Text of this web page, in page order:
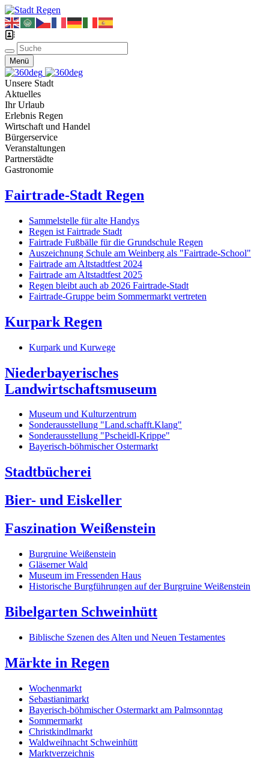
Menü
Unsere Stadt
Aktuelles
Ihr Urlaub
Erlebnis Regen
Wirtschaft und Handel
Bürgerservice
Veranstaltungen
Partnerstädte
Gastronomie
Fairtrade-Stadt Regen
Sammelstelle für alte Handys
Regen ist Fairtrade Stadt
Fairtrade Fußbälle für die Grundschule Regen
Auszeichnung Schule am Weinberg als "Fairtrade-School"
Fairtrade am Altstadtfest 2024
Fairtrade am Altstadtfest 2025
Regen bleibt auch ab 2026 Fairtrade-Stadt
Fairtrade-Gruppe beim Sommermarkt vertreten
Kurpark Regen
Kurpark und Kurwege
Niederbayerisches
Landwirtschaftsmuseum
Museum und Kulturzentrum
Sonderausstellung "Land.schafft.Klang"
Sonderausstellung "Pscheidl-Krippe"
Bayerisch-böhmischer Ostermarkt
Stadtbücherei
Bier- und Eiskeller
Faszination Weißenstein
Burgruine Weißenstein
Gläserner Wald
Museum im Fressenden Haus
Historische Burgführungen auf der Burgruine Weißenstein
Bibelgarten Schweinhütt
Biblische Szenen des Alten und Neuen Testamentes
Märkte in Regen
Wochenmarkt
Sebastianimarkt
Bayerisch-böhmischer Ostermarkt am Palmsonntag
Sommermarkt
Christkindlmarkt
Waldweihnacht Schweinhütt
Marktverzeichnis